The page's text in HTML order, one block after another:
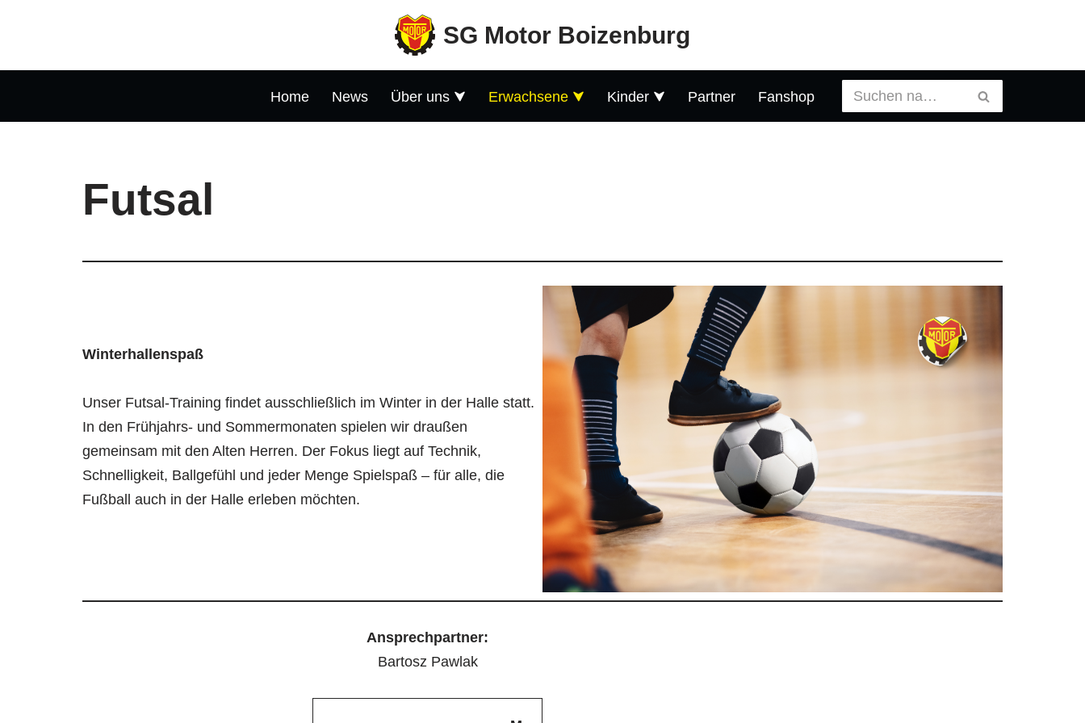
Inhalt
SG Motor Boizenburg
Home News Über uns Erwachsene Kinder Partner Fanshop
Futsal
Winterhallenspaß
Unser Futsal-Training findet ausschließlich im Winter in der Halle statt.
In den Frühjahrs- und Sommermonaten spielen wir draußen
gemeinsam mit den Alten Herren. Der Fokus liegt auf Technik,
Schnelligkeit, Ballgefühl und jeder Menge Spielspaß – für alle, die
Fußball auch in der Halle erleben möchten.
Ansprechpartner:
Bartosz Pawlak